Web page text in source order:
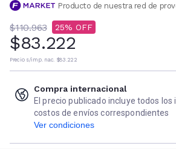
Producto de nuestra red de
$110.963 25
$83.222
Precio s/imp. nac. $83.222
Compra internacional
El precio publicado incluye todos
costos de envíos correspondientes
Ver condiciones